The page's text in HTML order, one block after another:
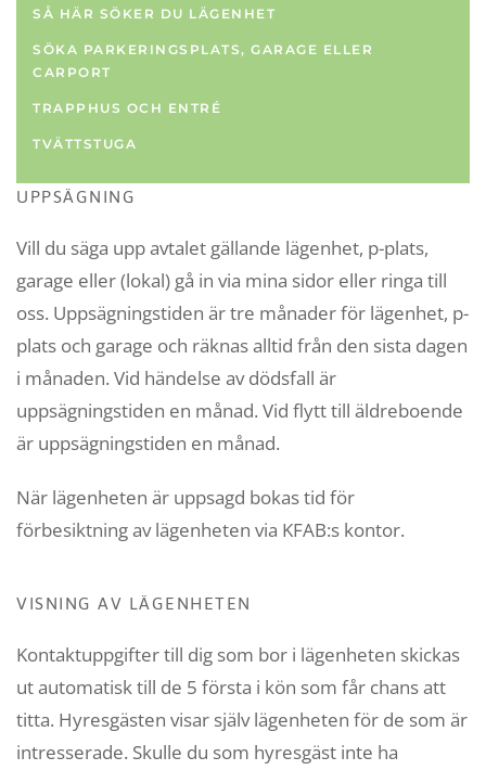
SÅ HÄR SÖKER DU LÄGENHET
SÖKA PARKERINGSPLATS, GARAGE ELLER
CARPORT
TRAPPHUS OCH ENTRÉ
TVÄTTSTUGA
UPPSÄGNING
Vill du säga upp avtalet gällande lägenhet, p-plats,
garage eller (lokal) gå in via mina sidor eller ringa till
oss. Uppsägningstiden är tre månader för lägenhet, p-
plats och garage och räknas alltid från den sista dagen
i månaden. Vid händelse av dödsfall är
uppsägningstiden en månad. Vid flytt till äldreboende
är uppsägningstiden en månad.
När lägenheten är uppsagd bokas tid för
förbesiktning av lägenheten via KFAB:s kontor.
VISNING AV LÄGENHETEN
Kontaktuppgifter till dig som bor i lägenheten skickas
ut automatisk till de 5 första i kön som får chans att
titta. Hyresgästen visar själv lägenheten för de som är
intresserade. Skulle du som hyresgäst inte ha